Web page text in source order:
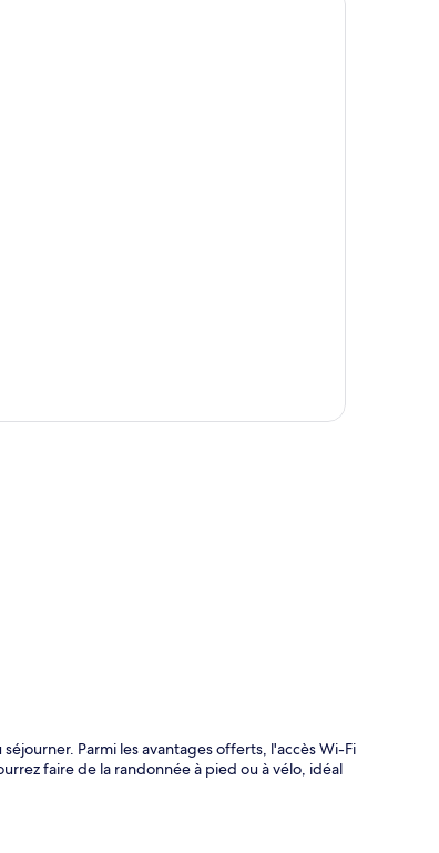
Parmi les avantages offerts, l'accès Wi-Fi
faire de la randonnée à pied ou à vélo, idéal